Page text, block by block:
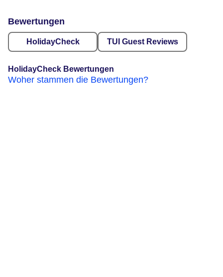
Bewertungen
HolidayCheck TUI Guest Reviews
HolidayCheck Bewertungen
Woher stammen die Bewertungen?